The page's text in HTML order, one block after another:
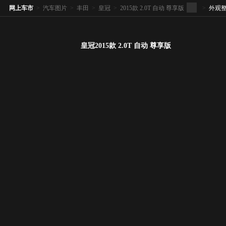
网上车市 > 汽车图片 > 丰田 > 皇冠 > 2015款 2.0T 自动 尊享版 > 外观
皇冠2015款 2.0T 自动 尊享版